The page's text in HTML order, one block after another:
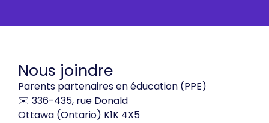
Nous joindre
Parents partenaires en éducation (PPE)
✉️ 336-435, rue Donald
Ottawa (Ontario) K1K 4X5